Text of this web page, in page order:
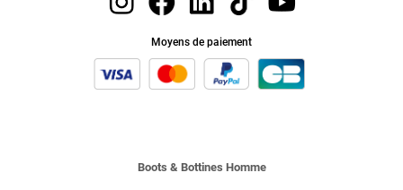
Boots & Bottines Homme
Moyens de paiement